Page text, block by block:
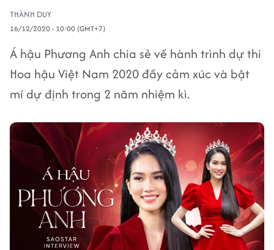
THÀNH DUY
16/12/2020 - 10:00 (GMT+7)
Á hậu Phương Anh chia sẻ về hành trình dự thi
Hoa hậu Việt Nam 2020 đầy cảm xúc và bật
mí dự định trong 2 năm nhiệm kì.